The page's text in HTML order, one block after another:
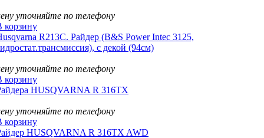
уточняйте по телефону
корзину
R213C. Райдер (B&S Power Intec 3125,
с декой (94см)
уточняйте по телефону
корзину
HUSQVARNA R 316TX
уточняйте по телефону
корзину
HUSQVARNA R 316TX AWD